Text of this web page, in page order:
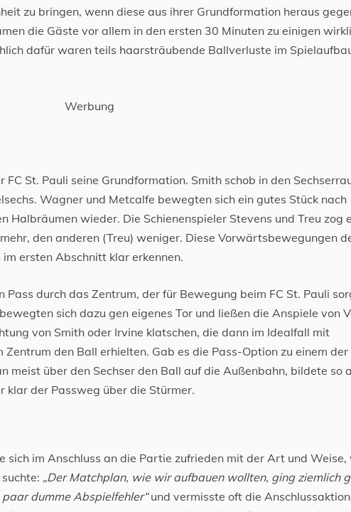
zu bringen, wenn diese aus ihrer Grundformation heraus
die Gäste vor allem in den ersten 30 Minuten zu einigen
dafür waren teils haarsträubende Ballverluste im
Werbung
St. Pauli seine Grundformation. Smith schob in den
Wagner und Metcalfe bewegten sich ein gutes Stück nach
Halbräumen wieder. Die Schienenspieler Stevens und Treu zog
den anderen (Treu) weniger. Diese Vorwärtsbewegungen
ersten Abschnitt klar erkennen.
durch das Zentrum, der für Bewegung beim FC St. Pauli
sich dazu gen eigenes Tor und ließen die Anspiele von
von Smith oder Irvine klatschen, die dann im Idealfall mit
Zentrum den Ball erhielten. Gab es die Pass-Option zu einem der
meist über den Sechser den Ball auf die Außenbahn, bildete so
klar der Passweg über die Stürmer.
sich im Anschluss an die Partie zufrieden mit der Art und Weise,
„Der Matchplan, wie wir aufbauen wollten, ging ziemlich
paar dumme Abspielfehler“und vermisste oft die